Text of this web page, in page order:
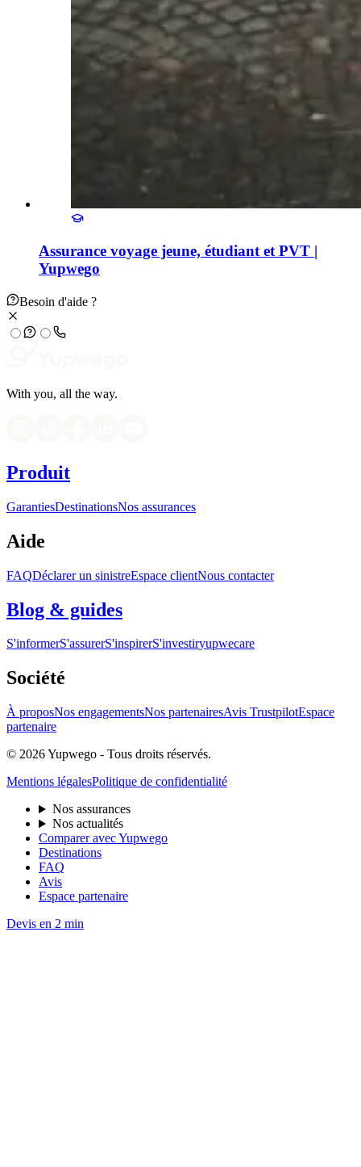
Assurance voyage jeune, étudiant et PVT |
Yupwego
Besoin d'aide ?
With you, all the way.
Produit
GarantiesDestinationsNos assurances
Aide
FAQDéclarer un sinistreEspace clientNous contacter
Blog & guides
S'informerS'assurerS'inspirerS'investiryupwecare
Société
À proposNos engagementsNos partenairesAvis TrustpilotEspace
partenaire
© 2026 Yupwego - Tous droits réservés.
Mentions légalesPolitique de confidentialité
Nos assurances
Nos actualités
Comparer avec Yupwego
Destinations
FAQ
Avis
Espace partenaire
Devis en 2 min